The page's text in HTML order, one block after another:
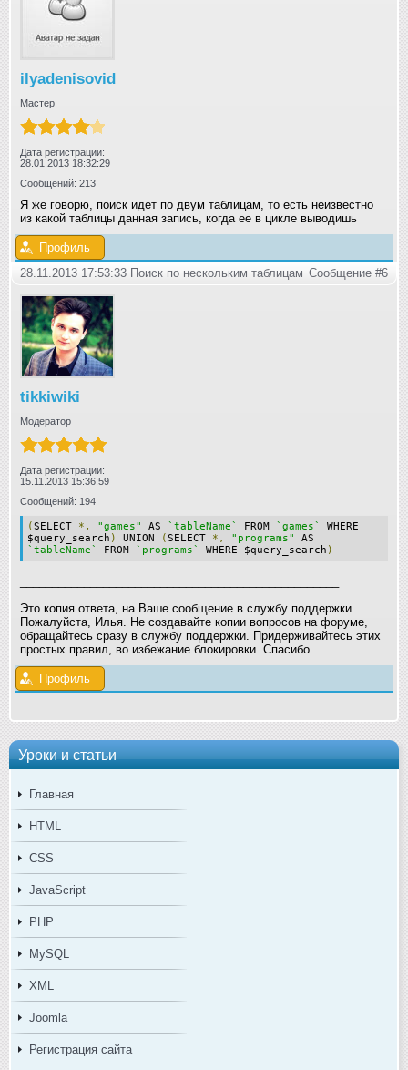
Уроки и статьи
Главная
HTML
CSS
JavaScript
PHP
MySQL
XML
Joomla
Регистрация сайта
ilyadenisovid
Мастер
Дата регистрации:
28.01.2013 18:32:29
Сообщений: 213
Я же говорю, поиск идет по двум таблицам, то есть неизвестно
из какой таблицы данная запись, когда ее в цикле выводишь
Профиль
28.11.2013 17:53:33 Поиск по нескольким таблицам Сообщение #6
tikkiwiki
Модератор
Дата регистрации:
15.11.2013 15:36:59
Сообщений: 194
( SELECT *, "games" AS `tableName` FROM `games`
WHERE
$query_search ) UNION ( SELECT *, "programs"
AS
`tableName`
FROM `programs` WHERE $query_search )
Это копия ответа, на Ваше сообщение в службу поддержки.
Пожалуйста, Илья. Не создавайте копии вопросов на форуме,
обращайтесь сразу в службу поддержки. Придерживайтесь этих
простых правил, во избежание блокировки. Спасибо
Профиль